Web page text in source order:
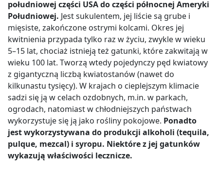
południowej części USA do części północnej Ameryki
Południowej. Jest sukulentem, jej liście są grube i
mięsiste, zakończone ostrymi kolcami. Okres jej
kwitnienia przypada tylko raz w życiu, zwykle w wieku
5–15 lat, chociaż istnieją też gatunki, które zakwitają w
wieku 100 lat. Tworzą wtedy pojedynczy pęd kwiatowy
z gigantyczną liczbą kwiatostanów (nawet do
kilkunastu tysięcy). W krajach o cieplejszym klimacie
sadzi się ją w celach ozdobnych, m.in. w parkach,
ogrodach, natomiast w chłodniejszych państwach
wykorzystuje się ją jako rośliny pokojowe. Ponadto
jest wykorzystywana do produkcji alkoholi (tequila,
pulque, mezcal) i syropu. Niektóre z jej gatunków
wykazują właściwości lecznicze.